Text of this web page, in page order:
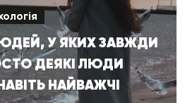
У ЯКИХ ЗАВЖДИ
ДЕЯКІ ЛЮДИ
НАЙВАЖЧІ